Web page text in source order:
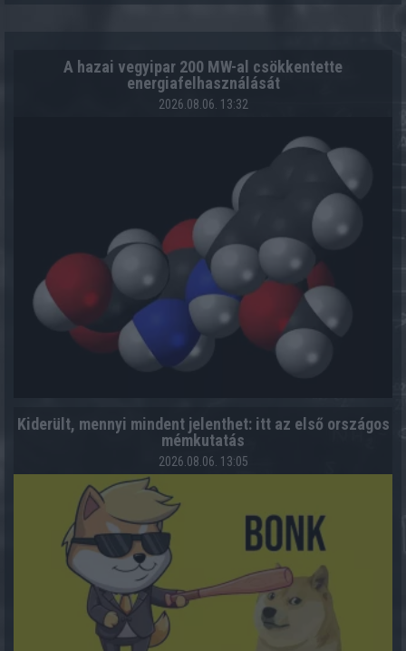
A hazai vegyipar 200 MW-al csökkentette
energiafelhasználását
2026.08.06. 13:32
Kiderült, mennyi mindent jelenthet: itt az első országos
mémkutatás
2026.08.06. 13:05